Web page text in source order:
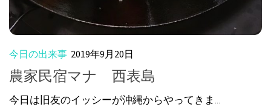
今日の出来事 2019年9月20日
農家民宿マナ 西表島
今日は旧友のイッシーが沖縄からやってきま...